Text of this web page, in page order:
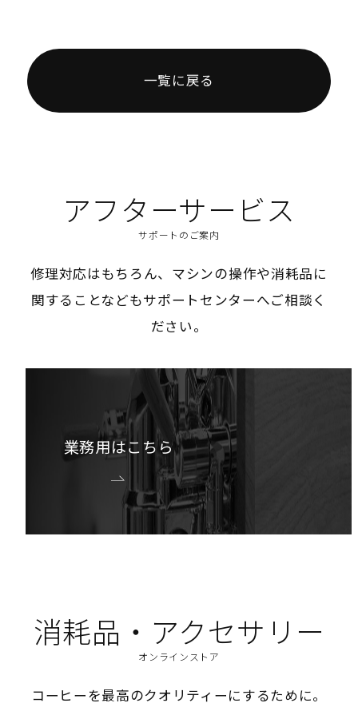
一覧に戻る
アフターサービス
サポートのご案内
修理対応はもちろん、マシンの操作や消耗品に
関することなどもサポートセンターへご相談く
ださい。
業務用はこちら
消耗品・アクセサリー
オンラインストア
コーヒーを最高のクオリティーにするために。